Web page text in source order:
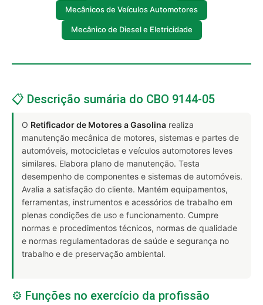
Mecânicos de Veículos Automotores
Mecânico de Diesel e Eletricidade
📋 Descrição sumária do CBO 9144-05
O Retificador de Motores a Gasolina realiza
manutenção mecânica de motores, sistemas e partes de
automóveis, motocicletas e veículos automotores leves
similares. Elabora plano de manutenção. Testa
desempenho de componentes e sistemas de automóveis.
Avalia a satisfação do cliente. Mantém equipamentos,
ferramentas, instrumentos e acessórios de trabalho em
plenas condições de uso e funcionamento. Cumpre
normas e procedimentos técnicos, normas de qualidade
e normas regulamentadoras de saúde e segurança no
trabalho e de preservação ambiental.
⚙️ Funções no exercício da profissão